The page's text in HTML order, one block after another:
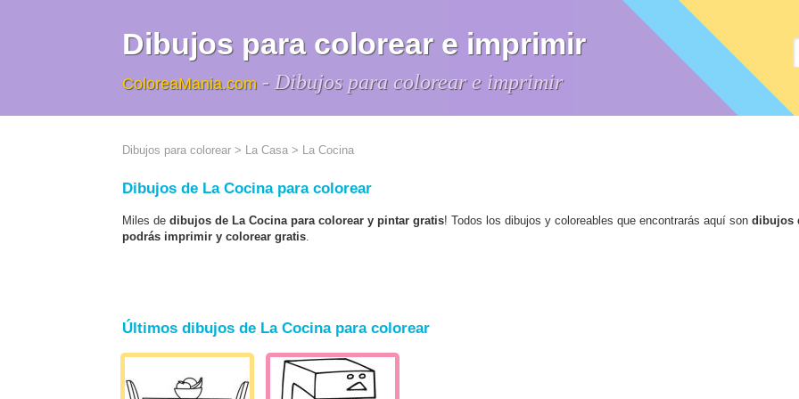
Dibujos para colorear e imprimir
ColoreaMania.com - Dibujos para colorear e imprimir
Dibujos para colorear > La Casa > La Cocina
Dibujos de La Cocina para colorear
Miles de dibujos de La Cocina para colorear y pintar gratis! Todos los dibujos y coloreables que encontrarás aquí son dibujos
podrás imprimir y colorear gratis.
Últimos dibujos de La Cocina para colorear